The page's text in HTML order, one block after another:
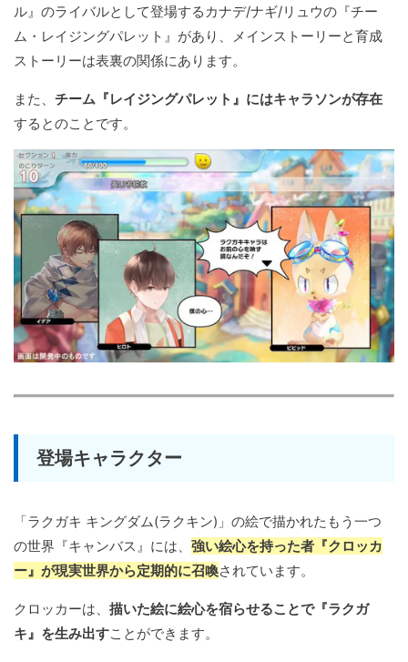
ル』のライバルとして登場するカナデ/ナギ/リュウの『チー
ム・レイジングパレット』があり、メインストーリーと育成
ストーリーは表裏の関係にあります。
また、 チーム『レイジングパレット』にはキャラソンが存在
するとのことです。
登場キャラクター
「ラクガキ キングダム(ラクキン)」の絵で描かれたもう一つ
の世界『キャンバス』には、 強い絵心を持った者『クロッカ
ー』が現実世界から定期的に召喚されています。
クロッカーは、 描いた絵に絵心を宿らせることで『ラクガ
キ』を生み出すことができます。